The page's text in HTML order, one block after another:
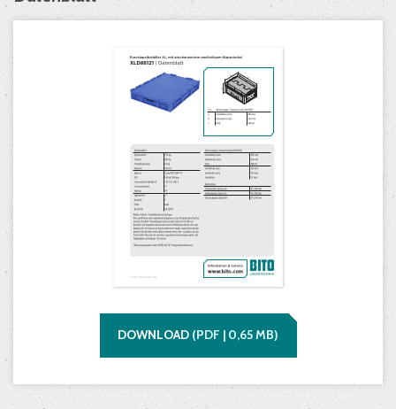
DOWNLOAD (PDF | 0,65MB)